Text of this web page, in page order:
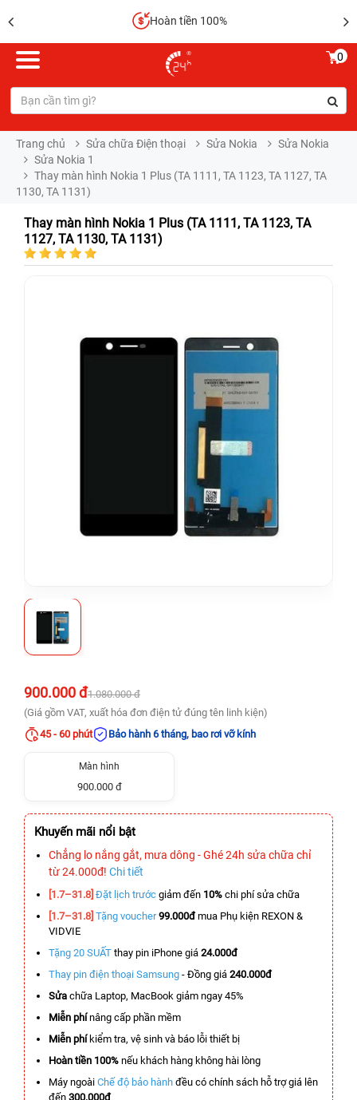
Hoàn tiền 100%
0
Trang chủ Sửa chữa Điện thoại Sửa Nokia
Sửa Nokia
Sửa Nokia 1
Thay màn hình Nokia 1 Plus (TA 1111, TA 1123, TA 1127, TA
1130, TA 1131)
Thay màn hình Nokia 1 Plus (TA 1111, TA 1123, TA
1127, TA 1130, TA 1131)
900.000 đ1.080.000 đ
(Giá gồm VAT, xuất hóa đơn điện tử đúng tên linh kiện)
45 - 60 phút
Bảo hành 6 tháng, bao rơi vỡ kính
Màn hình
900.000 đ
Khuyến mãi nổi bật
Chẳng lo nắng gắt, mưa dông - Ghé 24h sửa chữa chỉ
từ 24.000đ! Chi tiết
[1.7–31.8] Đặt lịch trước giảm đến 10% chi phí sửa chữa
[1.7–31.8] Tặng voucher 99.000đmua Phụ kiện REXON &
VIDVIE
Tặng 20 SUẤT thay pin iPhone giá 24.000đ
Thay pin điện thoại Samsung - Đồng giá 240.000đ
Sửa chữa Laptop, MacBook giảm ngay 45%
Miễn phínâng cấp phần mềm
Miễn phíkiểm tra, vệ sinh và báo lỗi thiết bị
Hoàn tiền 100% nếu khách hàng không hài lòng
Máy ngoài Chế độ bảo hành đều có chính sách hỗ trợ giá lên
đến 300.000đ